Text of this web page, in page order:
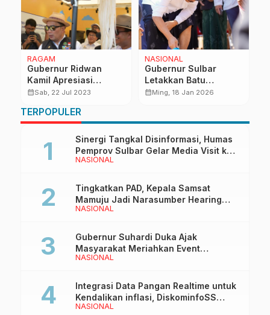
RAGAM
Gubernur Ridwan
Kamil Apresiasi
Inovasi Teknologi
Jawa Barat
calendar_monthSab, 22 Jul 2023
NASIONAL
Gubernur Sulbar
Letakkan Batu
Pertama Masjid An-
calendar_monthMing, 18 Jan 2026
TERPOPULER
NASIONAL
Sinergi Tangkal Disinformasi, Humas
Pemprov Sulbar Gelar Media Visit ke
Kantor Redaksi di Mamuju
NASIONAL
Tingkatkan PAD, Kepala Samsat
Mamuju Jadi Narasumber Hearing
Bersama Wakil Ketua I DPRD Sulbar
NASIONAL
Gubernur Suhardi Duka Ajak
Masyarakat Meriahkan Event
Manakarra Fair 2026
NASIONAL
Integrasi Data Pangan Realtime untuk
Kendalikan inflasi, DiskominfoSS
Sulbar Kembangkan Sistem SAPEDA